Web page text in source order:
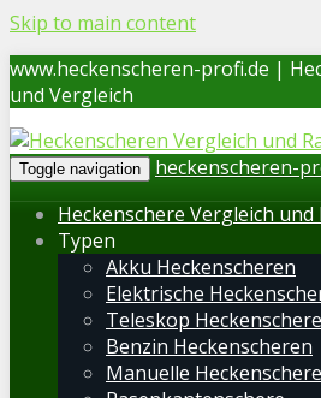
Skip to main content
www.heckenscheren-profi.de |
und Vergleich
Toggle navigation
heckenscheren-
Heckenschere Vergleich
Typen
Akku Heckenscheren
Elektrische
Teleskop Heckenschere
Benzin Heckenscheren
Manuelle